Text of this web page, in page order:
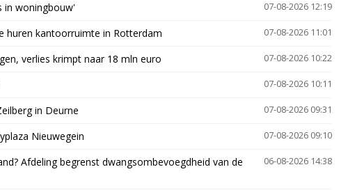
07-08-2026 12:19
in woningbouw'
07-08-2026 11:01
huren kantoorruimte in Rotterdam
07-08-2026 10:22
verlies krimpt naar 18 mln euro
07-08-2026 10:11
07-08-2026 09:31
in Deurne
07-08-2026 09:10
Nieuwegein
06-08-2026 14:38
Afdeling begrenst dwangsombevoegdheid van de